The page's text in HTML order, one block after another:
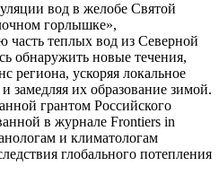
вод в желобе Святой
горлышке»,
часть теплых вод из Северной
обнаружить новые течения,
региона, ускоряя локальное
замедляя их образование зимой.
грантом Российского
в журнале Frontiers in
и климатологам
глобального потепления